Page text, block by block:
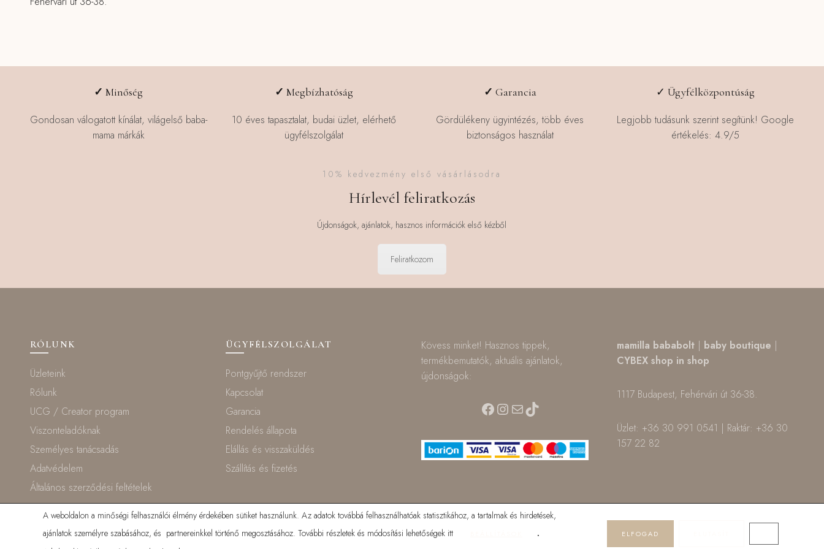
a
termékoldalon
választhatók
ki
a
választhatók
ki
✓Minőség
Gondosan válogatott kínálat, világelső baba-
mama márkák
✓Megbízhatóság
10 éves tapasztalat, budai üzlet, elérhető
ügyfélszolgálat
✓ Garancia
Gördülékeny ügyintézés, több éves
biztonságos használat
✓ Ügyfélközpontúság
Legjobb tudásunk szerint segítünk! Google
értékelés: 4.9/5
10% kedvezmény első vásárlásodra
Hírlevél feliratkozás
Újdonságok, ajánlatok, hasznos információk első kézből
Feliratkozom
RÓLUNK
Üzleteink
Rólunk
UCG / Creator program
Viszonteladóknak
Személyes tanácsadás
Adatvédelem
Általános szerződési feltételek
ÜGYFÉLSZOLGÁLAT
Pontgyűjtő rendszer
Kapcsolat
Garancia
Rendelés állapota
Elállás és visszaküldés
Szállítás és fizetés
Kövess minket! Hasznos tippek,
termékbemutatók, aktuális ajánlatok,
újdonságok:
Facebook
Instagram
MailTikTok
mamilla bababolt | baby boutique |
CYBEX shop in shop
1117 Budapest, Fehérvári út 36-38.
Üzlet: +36 30 991 0541 | Raktár: +36 30
157 22 82
A weboldalon a minőségi felhasználói élmény érdekében sütiket használunk. Az adatok továbbá felhasználhatóak statisztikához, a tartalmak és hirdetések,
ajánlatok személyre szabásához, és partnereinkkel történő megosztásához. További részletek és módosítási lehetőségek itt
.
ELFOGAD